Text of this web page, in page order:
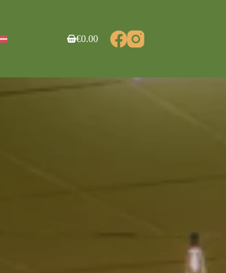
Shopping
€0.00